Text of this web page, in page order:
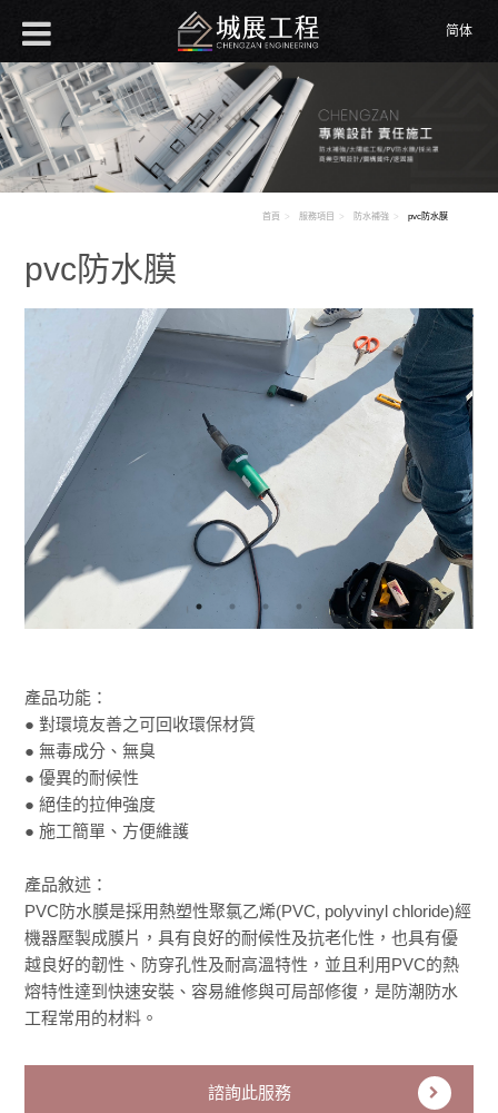
简体
首頁 服務項目 防水補強 pvc防水膜
pvc防水膜
產品功能：
● 對環境友善之可回收環保材質
● 無毒成分、無臭
● 優異的耐候性
● 絕佳的拉伸強度
● 施工簡單、方便維護
產品敘述：
PVC防水膜是採用熱塑性聚氯乙烯(PVC, polyvinyl chloride)經
機器壓製成膜片，具有良好的耐候性及抗老化性，也具有優
越良好的韌性、防穿孔性及耐高溫特性，並且利用PVC的熱
熔特性達到快速安裝、容易維修與可局部修復，是防潮防水
工程常用的材料。
諮詢此服務